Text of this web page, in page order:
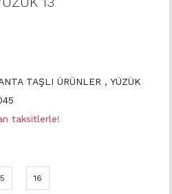
TAŞLI ÜRÜNLER , YÜZÜK
taksitlerle!
16